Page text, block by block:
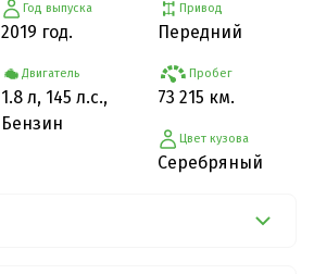
Год выпуска
2019 год.
Двигатель
1.8 л, 145 л.с.,
Бензин
Привод
Передний
Пробег
73 215 км.
Цвет кузова
Серебряный